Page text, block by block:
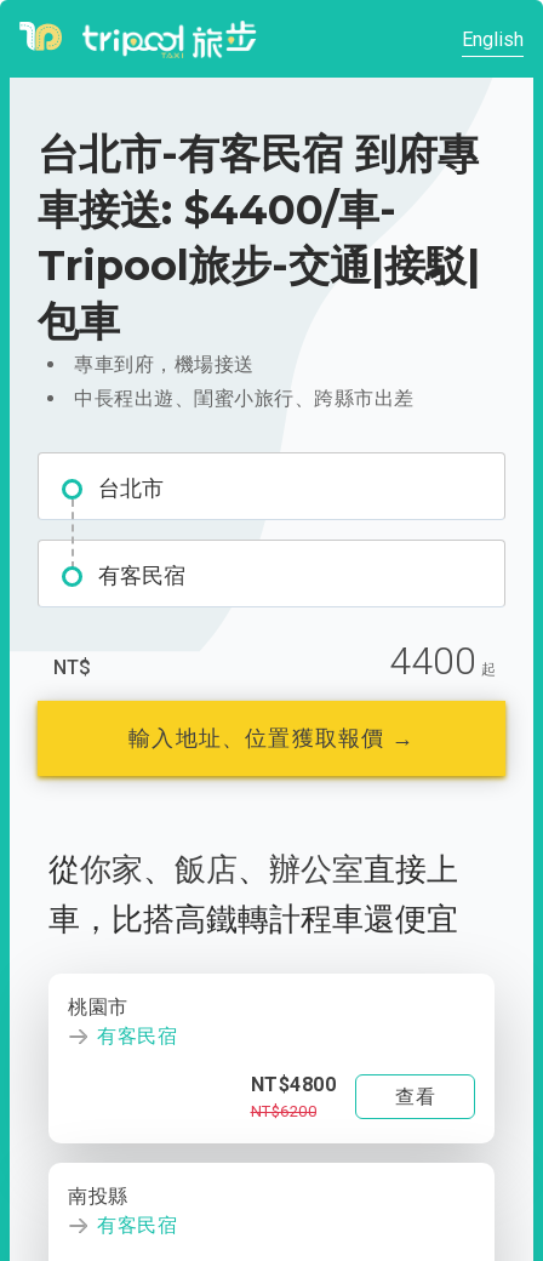
English
台北市-有客民宿 到府專
車接送: $4400/車-
Tripool旅步-交通|接駁|
包車
專車到府，機場接送
中長程出遊、閨蜜小旅行、跨縣市出差
台北市
有客民宿
NT$ 4400 起
輸入地址、位置獲取報價 →
從你家、 飯店、 辦公室直接上
車， 比搭高鐵轉計程車還便宜
桃園市
有客民宿
NT$4800
NT$6200
查看
南投縣
有客民宿